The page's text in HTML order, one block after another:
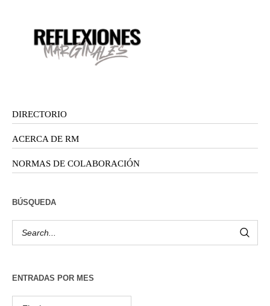
DIRECTORIO
ACERCA DE RM
NORMAS DE COLABORACIÓN
BÚSQUEDA
ENTRADAS POR MES